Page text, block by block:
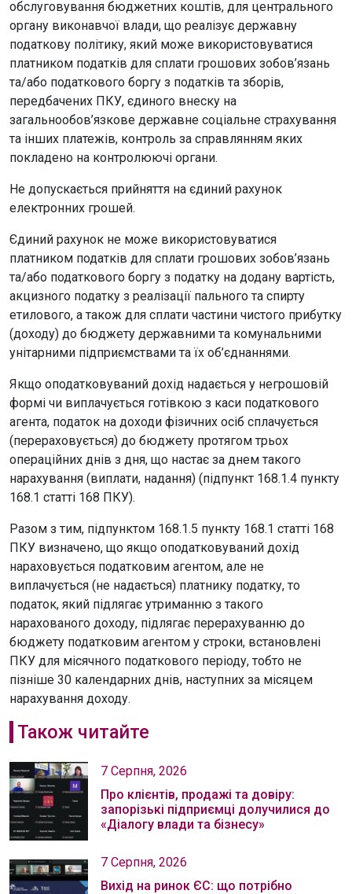
обслуговування бюджетних коштів, для центрального
органу виконавчої влади, що реалізує державну
податкову політику, який може використовуватися
платником податків для сплати грошових зобов’язань
та/або податкового боргу з податків та зборів,
передбачених ПКУ, єдиного внеску на
загальнообов’язкове державне соціальне страхування
та інших платежів, контроль за справлянням яких
покладено на контролюючі органи.
Не допускається прийняття на єдиний рахунок
електронних грошей.
Єдиний рахунок не може використовуватися
платником податків для сплати грошових зобов’язань
та/або податкового боргу з податку на додану вартість,
акцизного податку з реалізації пального та спирту
етилового, а також для сплати частини чистого прибутку
(доходу) до бюджету державними та комунальними
унітарними підприємствами та їх об’єднаннями.
Якщо оподатковуваний дохід надається у негрошовій
формі чи виплачується готівкою з каси податкового
агента, податок на доходи фізичних осіб сплачується
(перераховується) до бюджету протягом трьох
операційних днів з дня, що настає за днем такого
нарахування (виплати, надання) (підпункт 168.1.4 пункту
168.1 статті 168 ПКУ).
Разом з тим, підпунктом 168.1.5 пункту 168.1 статті 168
ПКУ визначено, що якщо оподатковуваний дохід
нараховується податковим агентом, але не
виплачується (не надається) платнику податку, то
податок, який підлягає утриманню з такого
нарахованого доходу, підлягає перерахуванню до
бюджету податковим агентом у строки, встановлені
ПКУ для місячного податкового періоду, тобто не
пізніше 30 календарних днів, наступних за місяцем
нарахування доходу.
Також читайте
7 Серпня, 2026
Про клієнтів, продажі та довіру:
запорізькі підприємці долучилися до
«Діалогу влади та бізнесу»
7 Серпня, 2026
Вихід на ринок ЄС: що потрібно